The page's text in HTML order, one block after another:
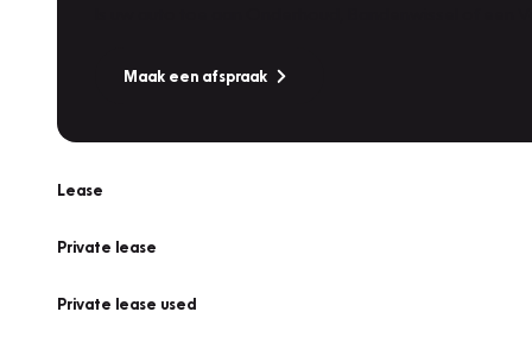
Maak een afspraak
Lease
Private lease
Private lease used